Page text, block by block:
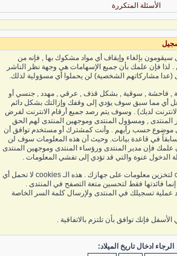
الأسئلة المتكررة
سيقومون بإلغاء وإيقاف أي مواد مشكوك بها , فإنه من
. لذا فإن علمك بأن جميع الإسهامات هي وجهة نظر الناشر
(عدا مشاركاتهم الشخصية) لن يحملوا أي مسؤولية لذلك.
, فاحشة , سوقية , بشكل قذف , عرقي , مهدد , جنسي أو
فعل أي مما سبق سوف يؤدي إلى وقفك وإزالتك بشكل دائم
لديك) . وسوف يتم رصد جميع أرقام الانترنت لفرض
المنتدى , ومسؤول المنتدى وموجهين المنتدى لهم الحق
أي موضوع حسب رأيهم . وأنت كمشترك أو مستخدم توافق أن
في قاعدة بيانات. وحيث أن هذه المعلومات سوف لن
علمك فإن مدير المنتدى ورؤساء المنتدى وموجهين المنتدى
الدخول عنوة والتي قد تؤدي إلى تفشي المعلومات .
هذا المنتدى يستعمل الـ cookies لتخزين معلومات على جهازك . هذه الـ cookies لا تحمل أي
فائدتها فقط لتحسين متعة التصفح في المنتدى .
عملية تسجيلك في المنتدى ولإرسال كلمة السر الخاصة
فإنك توافق بأن تلتزم بالاتفاقية .
الرجاء ادخال تاريخ الميلاد: